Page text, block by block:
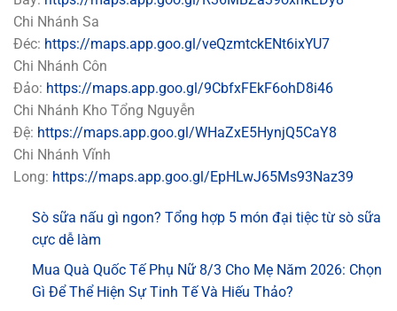
Chi Nhánh Sa
Đéc: https://maps.app.goo.gl/veQzmtckENt6ixYU7
Chi Nhánh Côn
Đảo: https://maps.app.goo.gl/9CbfxFEkF6ohD8i46
Chi Nhánh Kho Tổng Nguyễn
Đệ: https://maps.app.goo.gl/WHaZxE5HynjQ5CaY8
Chi Nhánh Vĩnh
Long: https://maps.app.goo.gl/EpHLwJ65Ms93Naz39
Sò sữa nấu gì ngon? Tổng hợp 5 món đại tiệc từ sò sữa
cực dễ làm
Mua Quà Quốc Tế Phụ Nữ 8/3 Cho Mẹ Năm 2026: Chọn
Gì Để Thể Hiện Sự Tinh Tế Và Hiếu Thảo?